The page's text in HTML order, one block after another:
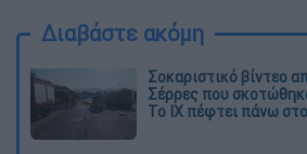
Διαβάστε ακόμη
Σοκαριστικό βίντεο
Σέρρες που
Το ΙΧ πέφτει πάνω